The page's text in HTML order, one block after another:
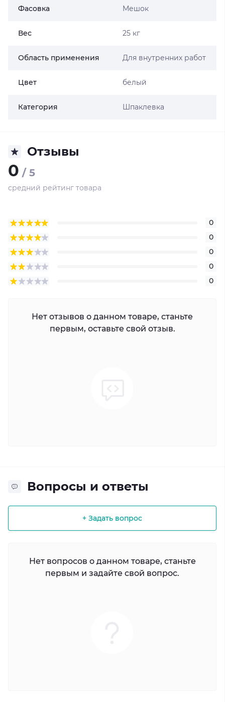
Фасовка Мешок
Вес 25 кг
Область применения Для внутренних работ
Цвет белый
Категория Шпаклевка
Отзывы
0 / 5
средний рейтинг товара
0
0
0
0
0
Нет отзывов о данном товаре, станьте
первым, оставьте свой отзыв.
Вопросы и ответы
+ Задать вопрос
Нет вопросов о данном товаре, станьте
первым и задайте свой вопрос.